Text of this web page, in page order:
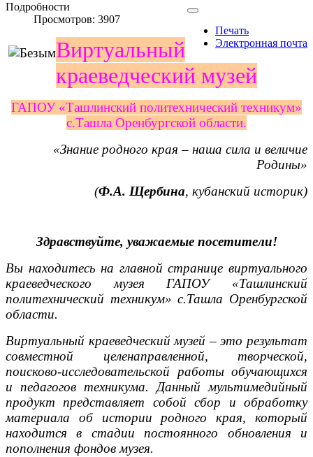
Печать
Электронная почта
Подробности
Просмотров: 3907
Виртуальный
краеведческий музей
ГАПОУ «Ташлинский политехнический техникум»
с.Ташла Оренбургской области.
«Знание родного края – наша сила и величие
Родины»
(Ф.А. Щербина, кубанский историк)
Здравствуйте, уважаемые посетители!
Вы находитесь на главной странице виртуального
краеведческого музея ГАПОУ «Ташлинский
политехнический техникум» с.Ташла Оренбургской
области.
Виртуальный краеведческий музей – это результат
совместной целенаправленной, творческой,
поисково-исследовательской работы обучающихся
и педагогов техникума.
Данный мультимедийный
продукт представляет собой сбор и обработку
материала об истории родного края, который
находится в стадии постоянного обновления и
пополнения фондов музея.